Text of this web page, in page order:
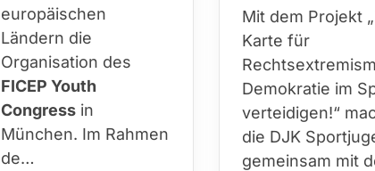
europäischen
Ländern die
Organisation des
FICEP Youth
Congress in
München. Im Rahmen
de…
Mit dem Projekt
Karte für
Demokratie im
verteidigen!“
die DJK
gemeinsam mit